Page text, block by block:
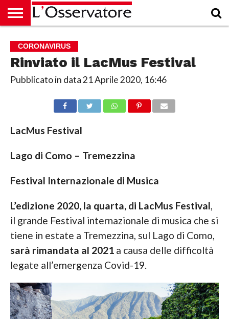
CULTURA
ECONOMIA
RUBRICHE
ARCHIVIO
PODCAST
ABBONAMENTO
CHI
SIAMO
ACCEDI
CORONAVIRUS
Rinviato il LacMus Festival
Pubblicato in data21 Aprile 2020, 16:46
LacMus Festival
Lago di Como – Tremezzina
Festival Internazionale di Musica
L’edizione 2020, la quarta, di LacMus Festival,
il grande Festival internazionale di musica che si
tiene in estate a Tremezzina, sul Lago di Como,
sarà rimandata al 2021a causa delle difficoltà
legate all’emergenza Covid-19.